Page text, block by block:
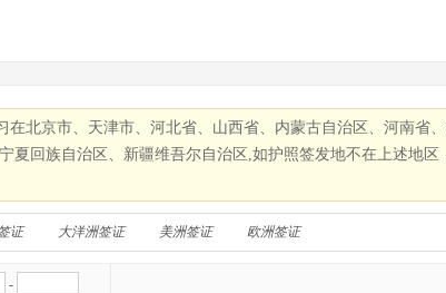
在北京市、天津市、河北省、山西省、内蒙古自治区、河南省
夏回族自治区、新疆维吾尔自治区,如护照签发地不在上述地区
证 大洋洲签证 美洲签证 欧洲签证
-